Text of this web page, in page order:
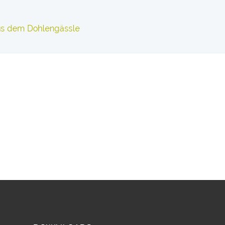
dem Dohlengässle